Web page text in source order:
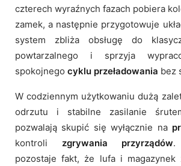
czterech wyraźnych fazach pobiera
zamek, a następnie przygotowuje
system zbliża obsługę do
powtarzalnego i sprzyja
spokojnego cyklu przeładowania bez
W codziennym użytkowaniu dużą
odrzutu i stabilne zasilanie
pozwalają skupić się wyłącznie na
kontroli zgrywania przyrządów.
pozostaje fakt, że lufa i magazynek